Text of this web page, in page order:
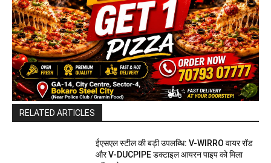
RELATED ARTICLES
ईएसएल स्टील की बड़ी उपलब्धि: V-WIRRO वायर रॉड
और V-DUCPIPE डक्टाइल आयरन पाइप को मिला